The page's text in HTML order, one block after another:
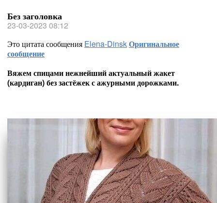
Без заголовка
23-03-2023 08:12
Это цитата сообщения Elena-DinskОригинальное
сообщение
Вяжем спицами нежнейший актуальный жакет
(кардиган) без застёжек с ажурными дорожками.